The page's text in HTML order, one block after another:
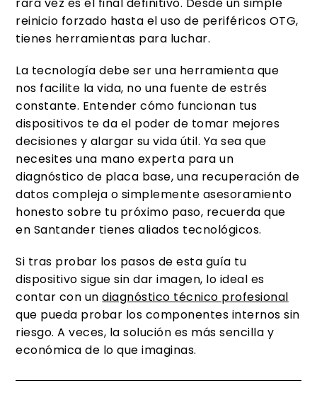
rara vez es el final definitivo. Desde un simple
reinicio forzado hasta el uso de periféricos OTG,
tienes herramientas para luchar.
La tecnología debe ser una herramienta que
nos facilite la vida, no una fuente de estrés
constante. Entender cómo funcionan tus
dispositivos te da el poder de tomar mejores
decisiones y alargar su vida útil. Ya sea que
necesites una mano experta para un
diagnóstico de placa base, una recuperación de
datos compleja o simplemente asesoramiento
honesto sobre tu próximo paso, recuerda que
en Santander tienes aliados tecnológicos.
Si tras probar los pasos de esta guía tu
dispositivo sigue sin dar imagen, lo ideal es
contar con undiagnóstico técnico profesional
que pueda probar los componentes internos sin
riesgo. A veces, la solución es más sencilla y
económica de lo que imaginas.